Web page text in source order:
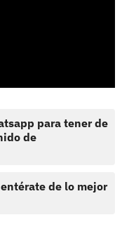
para tener de
de
de lo mejor